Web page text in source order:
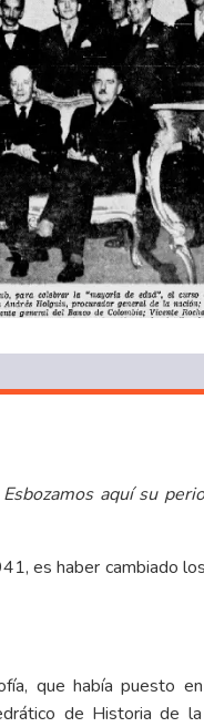
aquí su
es haber cambiado
que había puesto
de Historia de